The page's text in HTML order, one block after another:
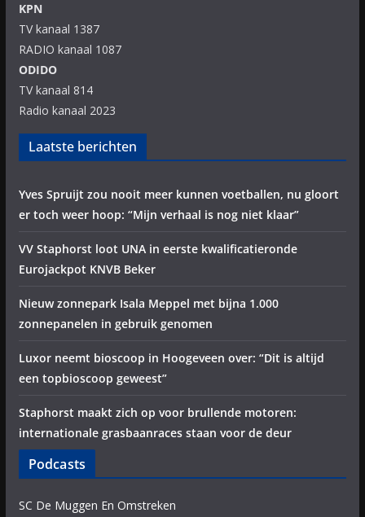
KPN
TV kanaal 1387
RADIO kanaal 1087
ODIDO
TV kanaal 814
Radio kanaal 2023
Laatste berichten
Yves Spruijt zou nooit meer kunnen voetballen, nu gloort
er toch weer hoop: “Mijn verhaal is nog niet klaar”
VV Staphorst loot UNA in eerste kwalificatieronde
Eurojackpot KNVB Beker
Nieuw zonnepark Isala Meppel met bijna 1.000
zonnepanelen in gebruik genomen
Luxor neemt bioscoop in Hoogeveen over: “Dit is altijd
een topbioscoop geweest”
Staphorst maakt zich op voor brullende motoren:
internationale grasbaanraces staan voor de deur
Podcasts
SC De Muggen En Omstreken